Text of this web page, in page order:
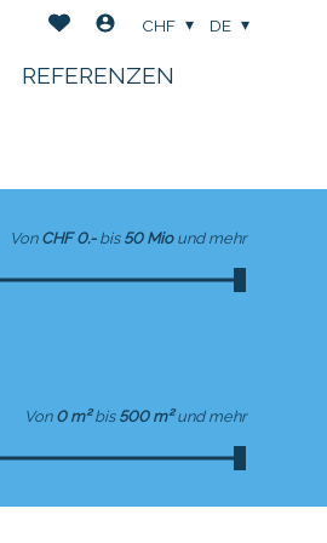
REFERENZEN
CHF DE
Von CHF 0.- bis 50 Mio und mehr
Von 0 m² bis 500 m² und mehr